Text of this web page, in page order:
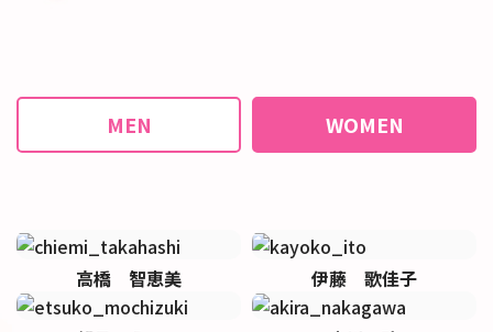
MEN WOMEN
高橋 智恵美 伊藤 歌佳子